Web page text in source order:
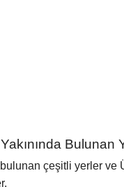
Bulunan
çeşitli yerler ve